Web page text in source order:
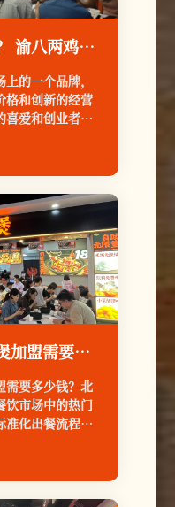
渝八两鸡公煲怎么样？ 渝八两鸡公煲：麻辣传奇 创业者的黄金赛道
的一个品牌，
格和创新的经营
喜爱和创业者的
北京渝八两重庆鸡公煲加盟需要多少钱？
需要多少钱？北
饮市场中的热门
准化出餐流程及
，其加盟费用